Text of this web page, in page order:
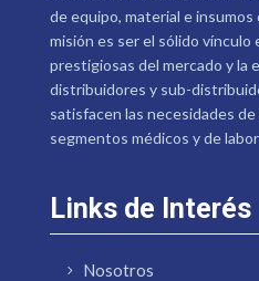
de equipo, material e
misión es ser el sólido vínculo
prestigiosas del mercado y la
distribuidores y sub-
satisfacen las necesidades
segmentos médicos y de
Links de Interés
Nosotros